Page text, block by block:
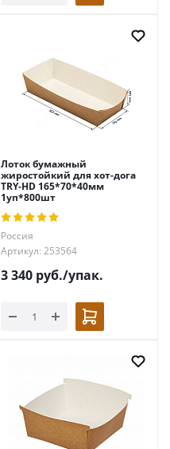
Лоток бумажный
жиростойкий для хот-дога
TRY-HD 165*70*40мм
1уп*800шт
Россия
Артикул: 253564
3 340 руб./упак.